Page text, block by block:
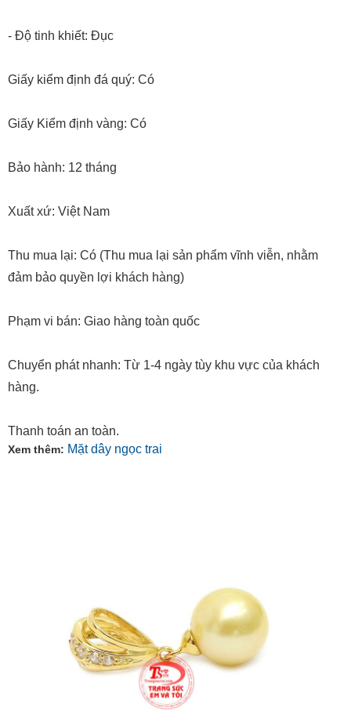
- Độ tinh khiết: Đục
Giấy kiểm định đá quý: Có
Giấy Kiểm định vàng: Có
Bảo hành: 12 tháng
Xuất xứ: Việt Nam
Thu mua lại: Có (Thu mua lại sản phẩm vĩnh viễn, nhằm
đảm bảo quyền lợi khách hàng)
Phạm vi bán: Giao hàng toàn quốc
Chuyển phát nhanh: Từ 1-4 ngày tùy khu vực của khách
hàng.
Thanh toán an toàn.
Xem thêm: Mặt dây ngọc trai